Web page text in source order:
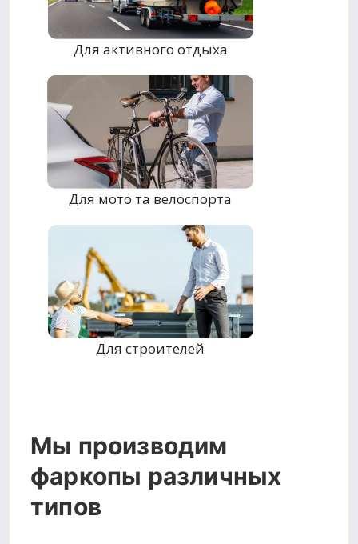
Для активного отдыха
Для мото та велоспорта
Для строителей
Мы производим
фаркопы различных
типов